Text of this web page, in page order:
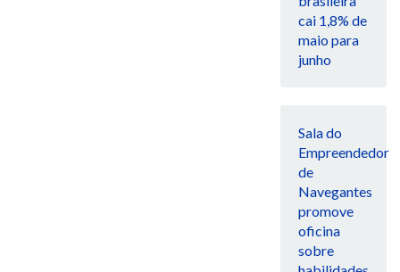
cai 1,8% de
maio para
junho
Sala do
Empreendedor
de
Navegantes
promove
oficina
sobre